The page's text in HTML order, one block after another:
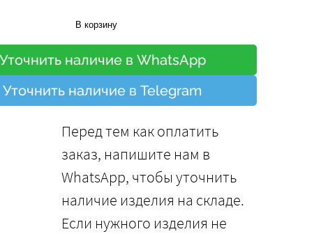
В корзину
Уточнить наличие в WhatsApp
Уточнить наличие в Telegram
Перед тем как оплатить
заказ, напишите нам в
WhatsApp, чтобы уточнить
наличие изделия на складе.
Если нужного изделия не